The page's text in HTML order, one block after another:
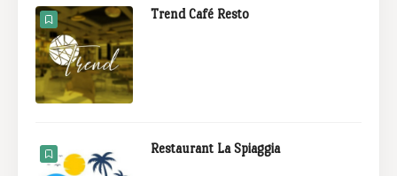
Trend Café Resto
Restaurant La Spiaggia